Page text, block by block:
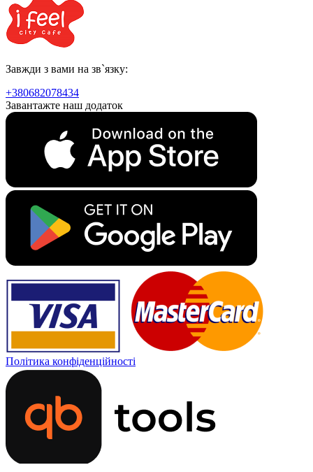
Завжди з вами на зв`язку:
+380682078434
Завантажте наш додаток
Політика конфіденційності